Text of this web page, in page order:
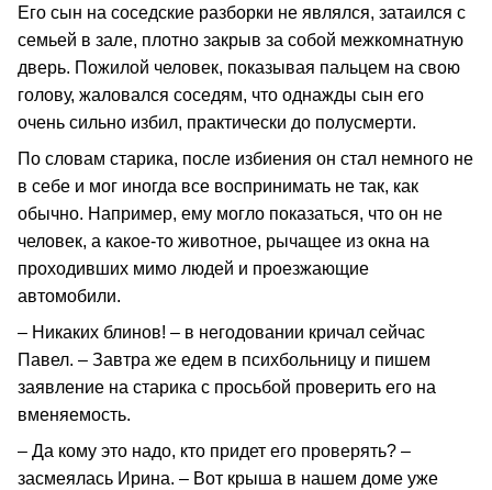
Его сын на соседские разборки не являлся, затаился с
семьей в зале, плотно закрыв за собой межкомнатную
дверь. Пожилой человек, показывая пальцем на свою
голову, жаловался соседям, что однажды сын его
очень сильно избил, практически до полусмерти.
По словам старика, после избиения он стал немного не
в себе и мог иногда все воспринимать не так, как
обычно. Например, ему могло показаться, что он не
человек, а какое-то животное, рычащее из окна на
проходивших мимо людей и проезжающие
автомобили.
– Никаких блинов! – в негодовании кричал сейчас
Павел. – Завтра же едем в психбольницу и пишем
заявление на старика с просьбой проверить его на
вменяемость.
– Да кому это надо, кто придет его проверять? –
засмеялась Ирина. – Вот крыша в нашем доме уже